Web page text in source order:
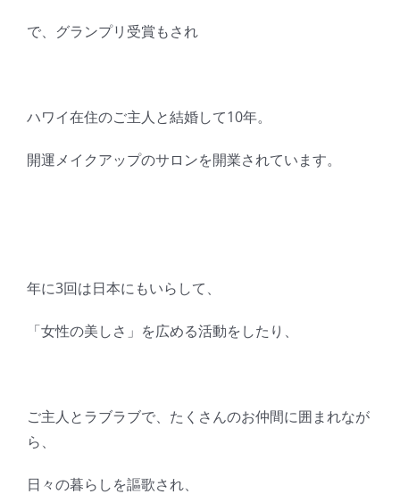
で、グランプリ受賞もされ
ハワイ在住のご主人と結婚して10年。
開運メイクアップのサロンを開業されています。
年に3回は日本にもいらして、
「女性の美しさ」を広める活動をしたり、
ご主人とラブラブで、たくさんのお仲間に囲まれなが
ら、
日々の暮らしを謳歌され、